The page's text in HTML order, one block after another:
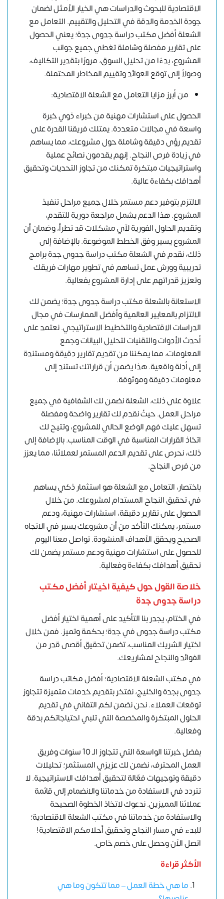
الاقتصادية للبحوث والدراسات هي الخيار الأمثل لضمان
جودة الخدمة والدقة في التحليل والتقييم. التعامل مع
الشعلة أفضل مكتب دراسة جدوى جدة؛ يعني الحصول
على تقارير مفصلة وشاملة تغطي جميع جوانب
المشروع، بدءًا من تحليل السوق، مرورًا بتقدير التكاليف،
وصولاً إلى توقع العوائد وتقييم المخاطر المحتملة.
من أبرز مزايا التعامل مع الشعلة الاقتصادية:
الحصول على استشارات مهنية من خبراء ذوي خبرة
واسعة في مجالات متعددة. يمتلك فريقنا القدرة على
تقديم رؤى دقيقة وشاملة حول مشروعك، مما يساهم
في زيادة فرص النجاح. إنهم يقدمون نصائح عملية
واستراتيجيات مبتكرة تمكنك من تجاوز التحديات وتحقيق
أهدافك بكفاءة عالية.
الالتزم بتوفير دعم مستمر خلال جميع مراحل تنفيذ
المشروع. هذا الدعم يشمل مراجعة دورية للتقدم،
وتقديم الحلول الفورية لأي مشكلات قد تطرأ، وضمان أن
المشروع يسير وفق الخطط الموضوعة. بالإضافة إلى
ذلك، نقدم في الشعلة مكتب دراسة جدوى جدة برامج
تدريبية وورش عمل تساهم في تطوير مهارات فريقك
وتعزيز قدراتهم على إدارة المشروع بفعالية.
الاستعانة بالشعلة مكتب دراسة جدوى جدة؛ يضمن لك
الالتزام بالمعايير العالمية وأفضل الممارسات في مجال
الدراسات الاقتصادية والتخطيط الاستراتيجي. نعتمد على
أحدث الأدوات والتقنيات لتحليل البيانات وجمع
المعلومات، مما يمكننا من تقديم تقارير دقيقة ومستندة
إلى أدلة واقعية. هذا يضمن أن قراراتك تستند إلى
معلومات دقيقة وموثوقة.
علاوة على ذلك، الشعلة نضمن لك الشفافية في جميع
مراحل العمل. حيثُ نقدم لك تقارير واضحة ومفصلة
تسهل عليك فهم الوضع الحالي للمشروع، وتتيح لك
اتخاذ القرارات المناسبة في الوقت المناسب. بالإضافة إلى
ذلك، نحرص على تقديم الدعم المستمر لعملائنا، مما يعزز
من فرص النجاح.
باختصار، التعامل مع الشعلة هو استثمار ذكي يساهم
في تحقيق النجاح المستدام لمشروعك. من خلال
الحصول على تقارير دقيقة، استشارات مهنية، ودعم
مستمر، يمكنك التأكد من أن مشروعك يسير في الاتجاه
الصحيح ويحقق الأهداف المنشودة. تواصل معنا اليوم
للحصول على استشارات مهنية ودعم مستمر يضمن لك
تحقيق أهدافك بكفاءة وفعالية.
خلاصة القول حول كيفية اخيتار أفضل مكتب
دراسة جدوى جدة
في الختام، يجدر بنا التأكيد على أهمية اختيار أفضل
مكتب دراسة جدوى في جدة؛ بحكمة وتميز. فمن خلال
اختيار الشريك المناسب، تضمن تحقيق أقصى قدر من
الفوائد والنجاح لمشاريعك.
في مكتب الشعلة الاقتصادية؛ أفضل مكاتب دراسة
جدوى بجدة والخليج، نفتخر بتقديم خدمات متميزة تتجاوز
توقعات العملاء. نحن نضمن لكم التفاني في تقديم
الحلول المبتكرة والمخصصة التي تلبي احتياجاتكم بدقة
وفعالية.
بفضل خبرتنا الواسعة التي تتجاوز الـ 10 سنوات وفريق
العمل المحترف، نضمن لك عزيزي المستثمر؛ تحليلات
دقيقة وتوجيهات فعّالة لتحقيق أهدافك الاستراتيجية. لا
تتردد في الاستفادة من خدماتنا والانضمام إلى قائمة
عملائنا المميزين. ندعوك لاتخاذ الخطوة الصحيحة
والاستفادة من خدماتنا في مكتب الشعلة الاقتصادية؛
للبدء في مسار النجاح وتحقيق أحلامكم الاقتصادية!
اتصل الآن وحصل على خصم خاص.
الأكثر قراءة
ما هي خطة العمل – مما تتكون وما هي